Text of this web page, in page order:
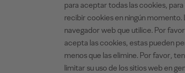
para aceptar todas las cookies,
recibir cookies en ningún momento.
navegador web que utilice. Por
acepta las cookies, estas pueden
menos que las elimine. Por favor,
limitar su uso de los sitios web en